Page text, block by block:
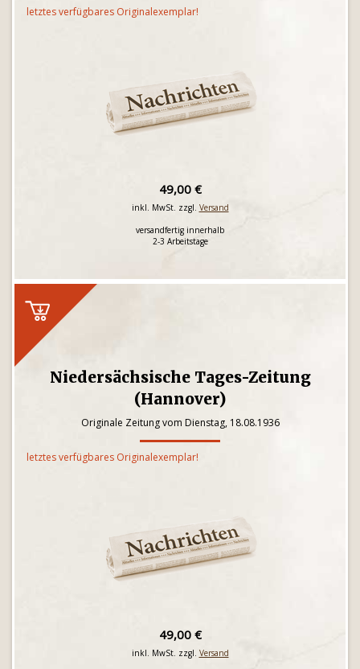
letztes verfügbares Originalexemplar!
49,00 €
inkl. MwSt. zzgl. Versand
versandfertig innerhalb
2-3 Arbeitstage
Niedersächsische Tages-Zeitung
(Hannover)
Originale Zeitung vom Dienstag, 18.08.1936
letztes verfügbares Originalexemplar!
49,00 €
inkl. MwSt. zzgl. Versand